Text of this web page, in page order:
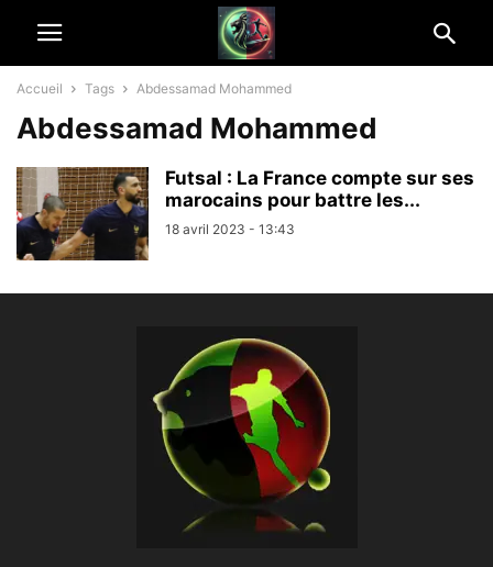
Accueil Tags Abdessamad Mohammed
Abdessamad Mohammed
Futsal : La France compte sur ses
marocains pour battre les...
18 avril 2023 - 13:43